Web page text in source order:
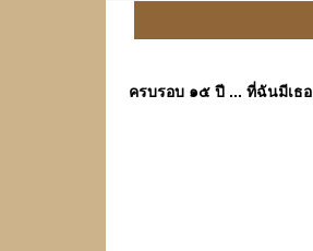
ครบรอบ ๑๕ ปี ... ที่ฉันมีเธอ